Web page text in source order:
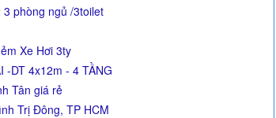
3 phòng ngủ /3toilet
Xe Hơi 3ty
-DT 4x12m - 4 TẦNG
Tân giá rẻ
Trị Đông, TP HCM